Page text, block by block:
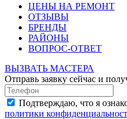
ЦЕНЫ НА РЕМОНТ
ОТЗЫВЫ
БРЕНДЫ
РАЙОНЫ
ВОПРОС-ОТВЕТ
ВЫЗВАТЬ МАСТЕРА
Отправь заявку сейчас и
Подтверждаю, что я
политики